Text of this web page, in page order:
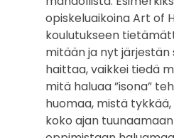
opiskeluaikoina Art of
koulutukseen
mitään ja nyt järjestän
haittaa, vaikkei tiedä
mitä haluaa ”isona”
huomaa, mistä
koko ajan